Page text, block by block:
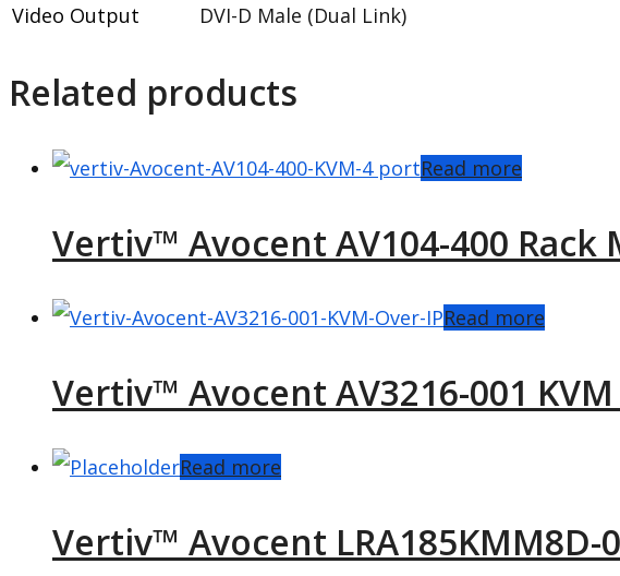
Video Output
DVI-D Male (Dual Link)
Related products
Read more
Vertiv™ Avocent AV104-400
Read more
Vertiv™ Avocent AV3216-001
Read more
Vertiv™ Avocent LRA185KMM8D-